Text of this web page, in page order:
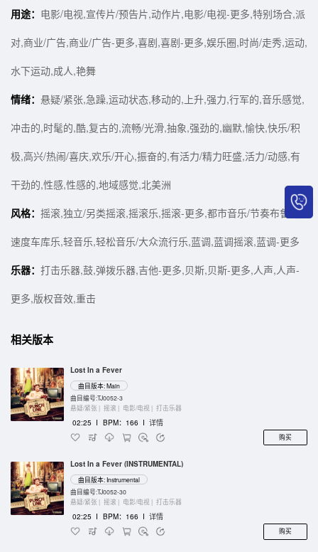
用途： 电影/电视,宣传片/预告片,动作片,电影/电视-更多,特别场合,派
对,商业/广告,商业/广告-更多,喜剧,喜剧-更多,娱乐圈,时尚/走秀,运动,
水下运动,成人,艳舞
情绪： 悬疑/紧张,急躁,运动状态,移动的,上升,强力,行军的,音乐感觉,
冲击的,时髦的,酷,复古的,流畅/光滑,抽象,强劲的,幽默,愉快,快乐/积
极,高兴/热闹/喜庆,欢乐/开心,振奋的,有活力/精力旺盛,活力/动感,有
干劲的,性感,性感的,地域感觉,北美洲
风格： 摇滚,独立/另类摇滚,摇滚乐,摇滚-更多,都市音乐/节奏布鲁斯,
速度车库乐,轻音乐,轻松音乐/大众流行乐,蓝调,蓝调摇滚,蓝调-更多
乐器： 打击乐器,鼓,弹拨乐器,吉他-更多,贝斯,贝斯-更多,人声,人声-
更多,版权音效,重击
相关版本
Lost In a Fever
曲目版本: Main
曲目编号:TJ0052-3
悬疑/紧张 | 摇滚 | 电影/电视 | 打击乐器
02:25 I BPM：166 I 详情
购买
Lost In a Fever (INSTRUMENTAL)
曲目版本: Instrumental
曲目编号:TJ0052-30
悬疑/紧张 | 摇滚 | 电影/电视 | 打击乐器
02:25 I BPM：166 I 详情
购买